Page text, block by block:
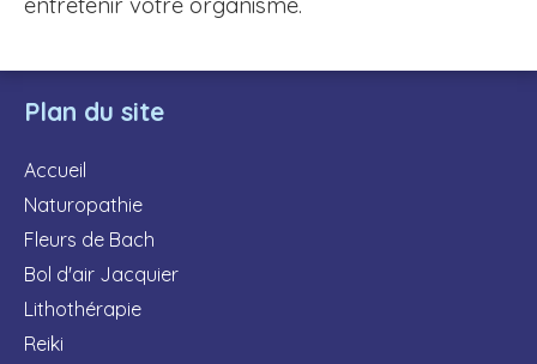
Plan du site
Accueil
Naturopathie
Fleurs de Bach
Bol d'air Jacquier
Lithothérapie
Reiki